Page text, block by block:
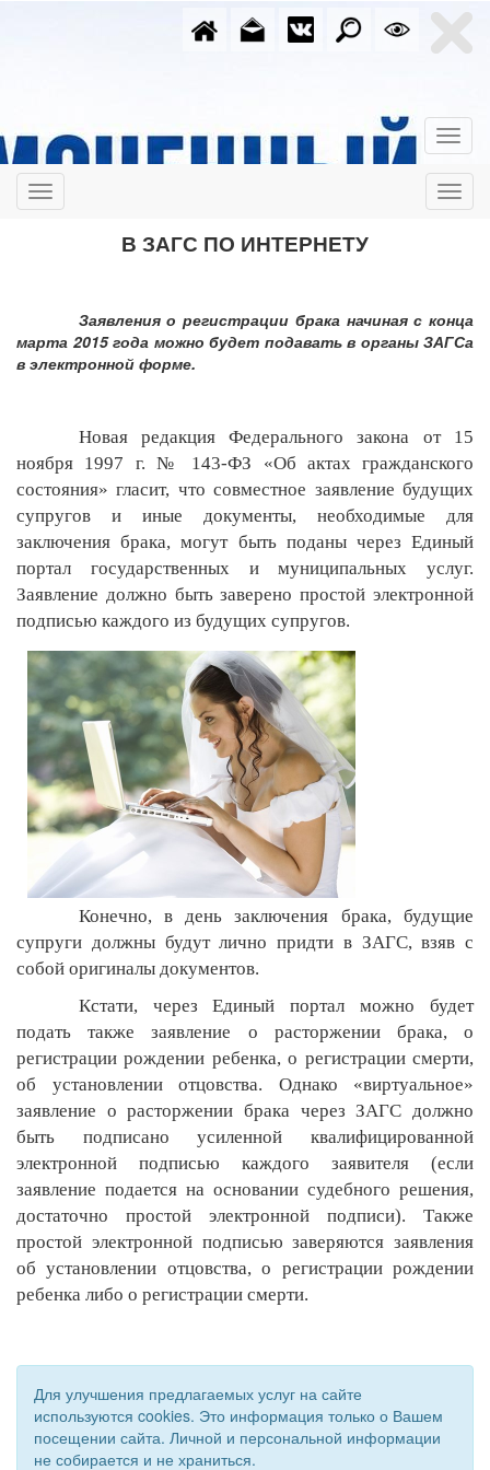
В ЗАГС ПО ИНТЕРНЕТУ
Заявления о регистрации брака начиная с конца
марта 2015 года можно будет подавать в органы ЗАГСа
в электронной форме.
Новая редакция Федерального закона от 15
ноября 1997 г. № 143-ФЗ «Об актах гражданского
состояния» гласит, что совместное заявление будущих
супругов и иные документы, необходимые для
заключения брака, могут быть поданы через Единый
портал государственных и муниципальных услуг.
Заявление должно быть заверено простой электронной
подписью каждого из будущих супругов.
Конечно, в день заключения брака, будущие
супруги должны будут лично придти в ЗАГС, взяв с
собой оригиналы документов.
Кстати, через Единый портал можно будет
подать также заявление о расторжении брака, о
регистрации рождении ребенка, о регистрации смерти,
об установлении отцовства. Однако «виртуальное»
заявление о расторжении брака через ЗАГС должно
быть подписано усиленной квалифицированной
электронной подписью каждого заявителя (если
заявление подается на основании судебного решения,
достаточно простой электронной подписи). Также
простой электронной подписью заверяются заявления
об установлении отцовства, о регистрации рождении
ребенка либо о регистрации смерти.
Для улучшения предлагаемых услуг на сайте
используются cookies. Это информация только о Вашем
посещении сайта. Личной и персональной информации
не собирается и не храниться.